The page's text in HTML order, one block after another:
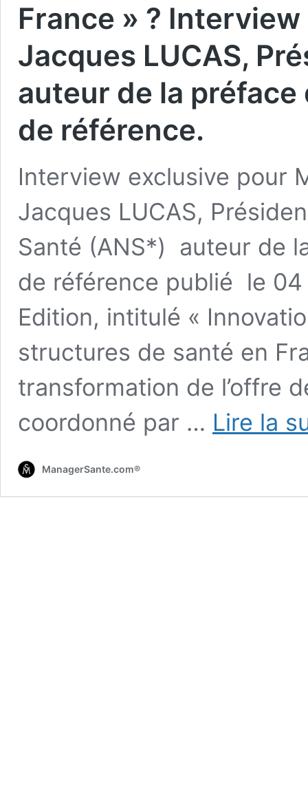
France » ?
Jacques LUCAS,
auteur de la
de référence.
Interview exclusive pour
Jacques LUCAS,
Santé (ANS*) auteur de
de référence publié le 04
Edition, intitulé «
structures de santé en
transformation de l’offre
coordonné par … Lire la
ManagerSante.com®